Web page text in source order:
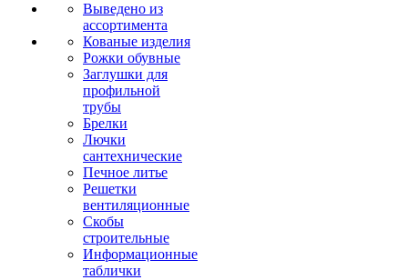
Выведено из
ассортимента
Кованые изделия
Рожки обувные
Заглушки для
профильной
трубы
Брелки
Лючки
сантехнические
Печное литье
Решетки
вентиляционные
Скобы
строительные
Информационные
таблички